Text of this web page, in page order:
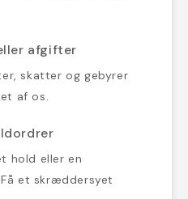
afgifter
skatter og gebyrer
af os.
hold eller en
et skræddersyet